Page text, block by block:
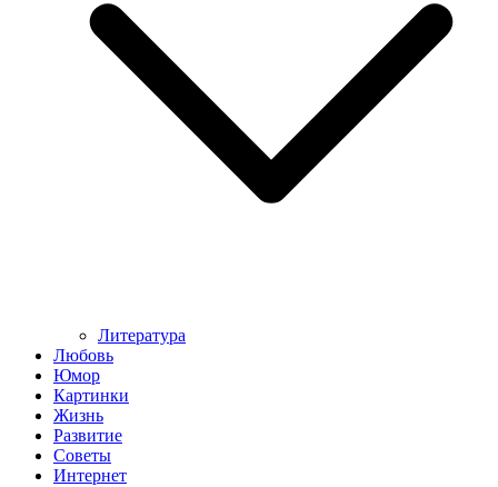
Литература
Любовь
Юмор
Картинки
Жизнь
Развитие
Советы
Интернет